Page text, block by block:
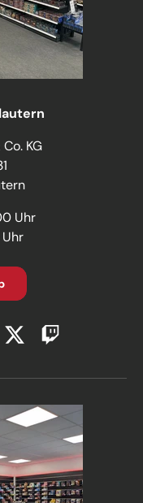
KG
Uhr
TwitterTwitch